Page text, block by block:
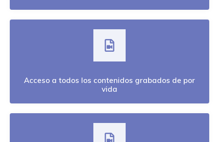
Acceso a todos los contenidos grabados de por
vida